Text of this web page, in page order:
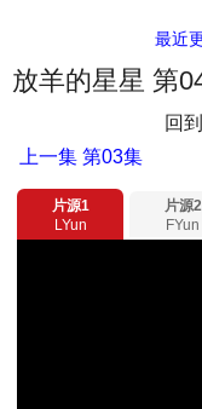
最近
放羊的星星 第
回
上一集 第03集
片源1
LYun
片源2
FYun